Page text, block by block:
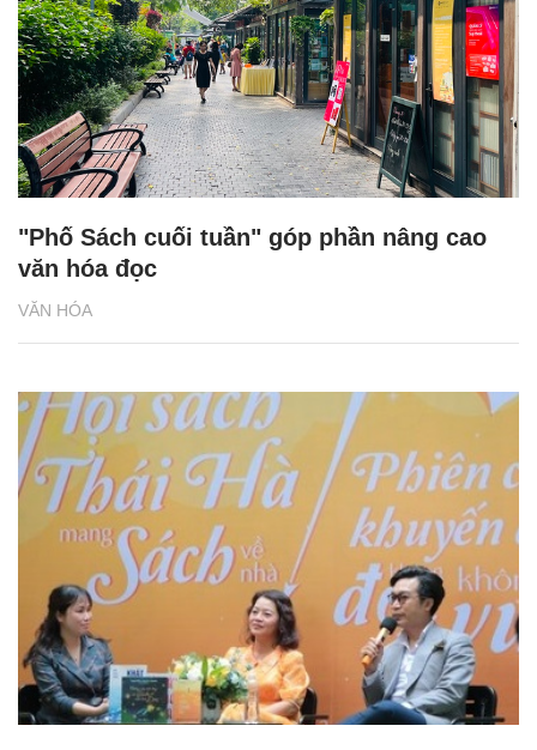
VĂN HÓA
"Phố Sách cuối tuần" góp phần nâng cao
văn hóa đọc